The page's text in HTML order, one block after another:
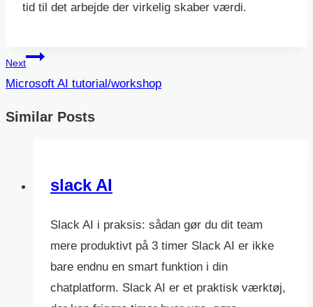
tid til det arbejde der virkelig skaber værdi.
Post
navigation
Next
Microsoft AI tutorial/workshop
Similar Posts
slack AI
Slack AI i praksis: sådan gør du dit team
mere produktivt på 3 timer Slack AI er ikke
bare endnu en smart funktion i din
chatplatform. Slack AI er et praktisk værktøj,